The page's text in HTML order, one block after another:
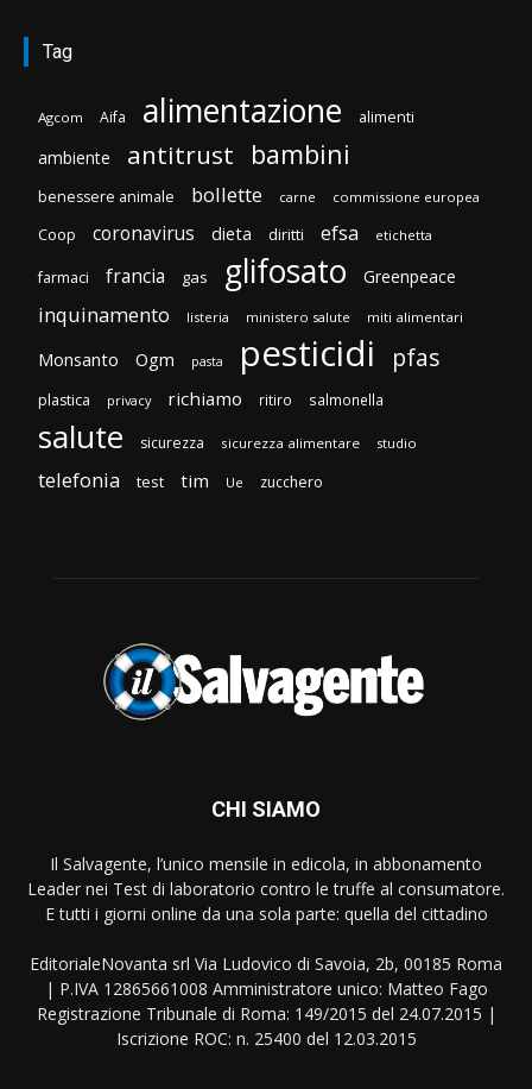
Tag
Agcom Aifa alimentazione alimenti
ambiente antitrust bambini
benessere animale bollette carne commissione europea
Coop coronavirus dieta diritti efsa etichetta
farmaci francia gas glifosato Greenpeace
inquinamento listeria ministero salute miti alimentari
Monsanto Ogm pasta pesticidi pfas
plastica privacy richiamo ritiro salmonella
salute sicurezza sicurezza alimentare studio
telefonia test tim Ue zucchero
CHI SIAMO
Il Salvagente, l’unico mensile in edicola, in abbonamento
Leader nei Test di laboratorio contro le truffe al consumatore.
E tutti i giorni online da una sola parte: quella del cittadino
EditorialeNovanta srl Via Ludovico di Savoia, 2b, 00185 Roma
| P.IVA 12865661008 Amministratore unico: Matteo Fago
Registrazione Tribunale di Roma: 149/2015 del 24.07.2015 |
Iscrizione ROC: n. 25400 del 12.03.2015